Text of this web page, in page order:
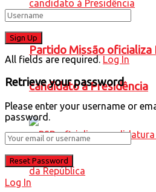
Partido Missão oficializa
candidato à Presidência
All fields are required. Log In
Retrieve your password
Please enter your username or
password.
Log In